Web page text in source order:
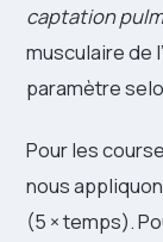
captation
musculaire de
paramètre
Pour les
nous
(5 × temps).